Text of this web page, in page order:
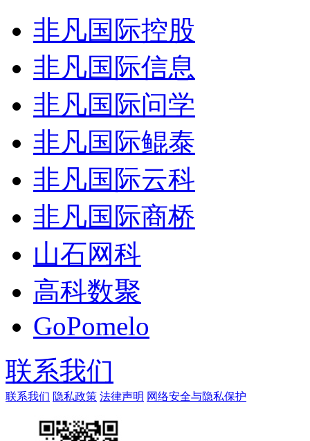
非凡国际控股
非凡国际信息
非凡国际问学
非凡国际鲲泰
非凡国际云科
非凡国际商桥
山石网科
高科数聚
GoPomelo
联系我们
联系我们 隐私政策 法律声明 网络安全与隐私保护